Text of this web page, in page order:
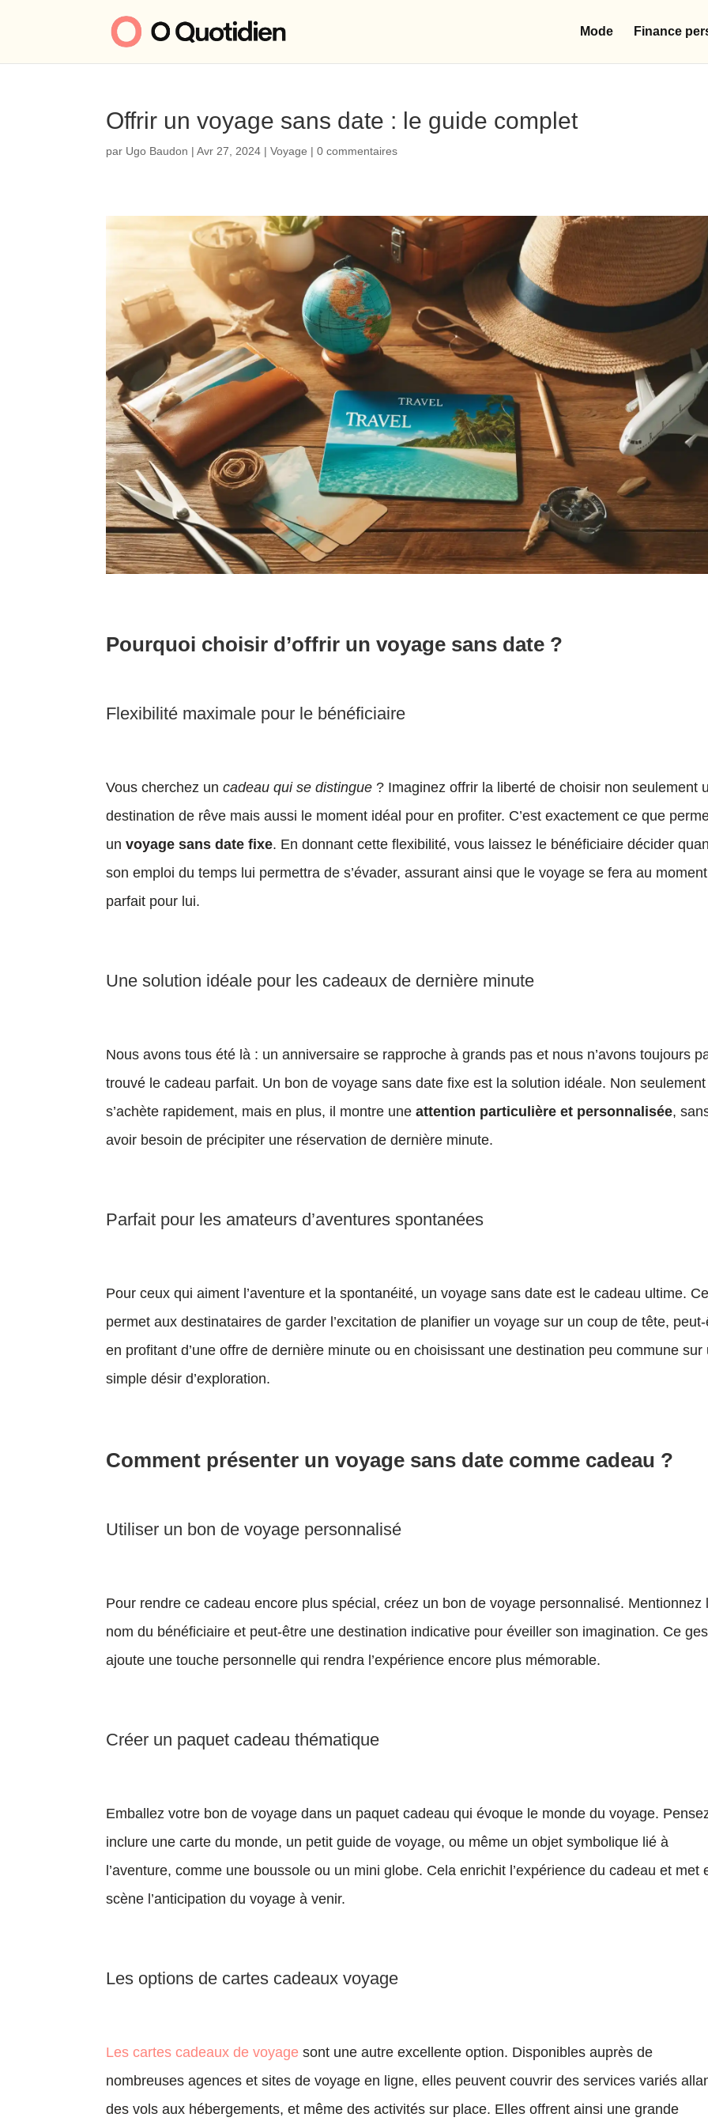
Mode Finance
Offrir un voyage sans date : le guide complet
par Ugo Baudon |Avr 27, 2024 |Voyage |0 commentaires
Pourquoi choisir d’offrir un voyage sans date ?
Flexibilité maximale pour le bénéficiaire
Vous cherchez uncadeau qui se distingue ? Imaginez offrir la liberté de choisir non seulement
destination de rêve mais aussi le moment idéal pour en profiter. C’est exactement ce que
unvoyage sans date fixe. En donnant cette flexibilité, vous laissez le bénéficiaire décider
son emploi du temps lui permettra de s’évader, assurant ainsi que le voyage se fera au moment
parfait pour lui.
Une solution idéale pour les cadeaux de dernière minute
Nous avons tous été là : un anniversaire se rapproche à grands pas et nous n’avons toujours
trouvé le cadeau parfait. Un bon de voyage sans date fixe est la solution idéale. Non seulement
s’achète rapidement, mais en plus, il montre uneattention particulière et personnalisée,
avoir besoin de précipiter une réservation de dernière minute.
Parfait pour les amateurs d’aventures spontanées
Pour ceux qui aiment l’aventure et la spontanéité, un voyage sans date est le cadeau ultime.
permet aux destinataires de garder l’excitation de planifier un voyage sur un coup de tête,
en profitant d’une offre de dernière minute ou en choisissant une destination peu commune sur
simple désir d’exploration.
Comment présenter un voyage sans date comme cadeau ?
Utiliser un bon de voyage personnalisé
Pour rendre ce cadeau encore plus spécial, créez un bon de voyage personnalisé. Mentionnez
nom du bénéficiaire et peut-être une destination indicative pour éveiller son imagination. Ce
ajoute une touche personnelle qui rendra l’expérience encore plus mémorable.
Créer un paquet cadeau thématique
Emballez votre bon de voyage dans un paquet cadeau qui évoque le monde du voyage.
inclure une carte du monde, un petit guide de voyage, ou même un objet symbolique lié à
l’aventure, comme une boussole ou un mini globe. Cela enrichit l’expérience du cadeau et met
scène l’anticipation du voyage à venir.
Les options de cartes cadeaux voyage
Les cartes cadeaux de voyage sont une autre excellente option. Disponibles auprès de
nombreuses agences et sites de voyage en ligne, elles peuvent couvrir des services variés
des vols aux hébergements, et même des activités sur place. Elles offrent ainsi une grande